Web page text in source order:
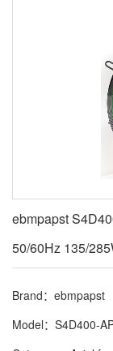
ebmpapst
50/60Hz 135/
Brand：ebmpapst
Model：S4D400-